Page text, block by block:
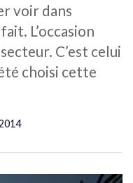
voir dans
L’occasion
C’est celui
choisi cette